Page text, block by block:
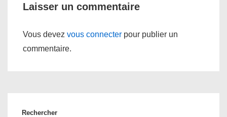
Laisser un commentaire
Vous devez vous connecter pour publier un
commentaire.
Rechercher